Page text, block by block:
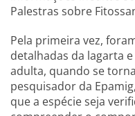
Palestras sobre
Pela primeira vez,
detalhadas da lagarta
adulta, quando se
pesquisador da
que a espécie seja